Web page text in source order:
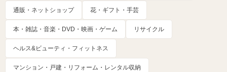
通販・ネットショップ 花・ギフト・手芸
本・雑誌・音楽・DVD・映画・ゲーム リサイクル
ヘルス&ビューティ・フィットネス
マンション・戸建・リフォーム・レンタル収納